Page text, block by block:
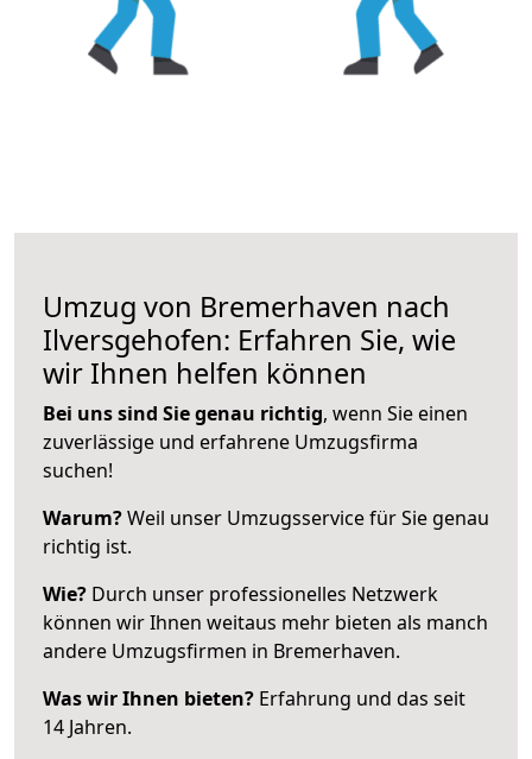
Umzug von Bremerhaven nach
Ilversgehofen: Erfahren Sie, wie
wir Ihnen helfen können
Bei uns sind Sie genau richtig, wenn Sie einen
zuverlässige und erfahrene Umzugsfirma
suchen!
Warum?Weil unser Umzugsservice für Sie genau
richtig ist.
Wie? Durch unser professionelles Netzwerk
können wir Ihnen weitaus mehr bieten als manch
andere Umzugsfirmen in Bremerhaven.
Was wir Ihnen bieten? Erfahrung und das seit
14 Jahren.